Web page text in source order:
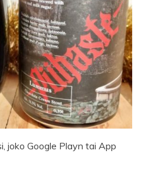
joko Google Playn tai App